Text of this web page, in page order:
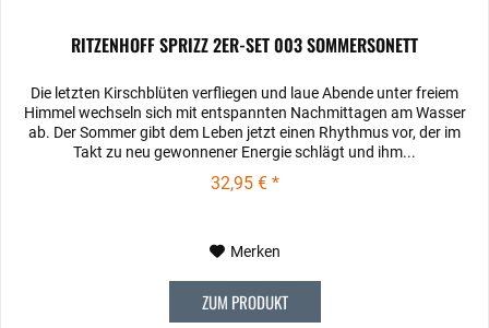
RITZENHOFF SPRIZZ 2ER-SET 003 SOMMERSONETT
Die letzten Kirschblüten verfliegen und laue Abende unter freiem
Himmel wechseln sich mit entspannten Nachmittagen am Wasser
ab. Der Sommer gibt dem Leben jetzt einen Rhythmus vor, der im
Takt zu neu gewonnener Energie schlägt und ihm...
32,95 € *
Merken
ZUM PRODUKT